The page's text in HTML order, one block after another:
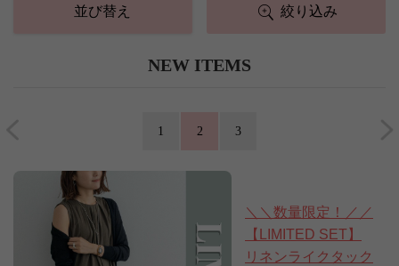
並び替え 絞り込み
NEW ITEMS
1 2 3
＼＼数量限定！／／
【LIMITED SET】
リネンライクタック